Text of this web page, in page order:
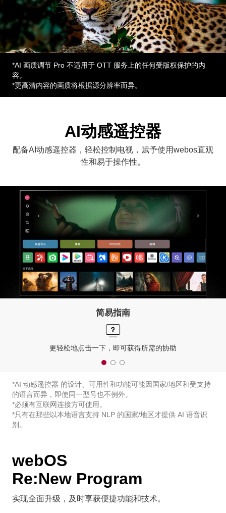
*AI 画质调节 Pro 不适用于 OTT 服务上的任何受版权保护的内
容。
*更高清内容的画质将根据源分辨率而异。
AI动感遥控器
配备AI动感遥控器，轻松控制电视，赋予使用webos直观
性和易于操作性。
简易指南
更轻松地点击一下，即可获得所需的协助
*AI 动感遥控器 的设计、可用性和功能可能因国家/地区和受支持
的语言而异，即使同一型号也不例外。
*必须有互联网连接方可使用。
*只有在那些以本地语言支持 NLP 的国家/地区才提供 AI 语音识
别。
webOS
Re:New Program
实现全面升级，及时享获便捷功能和技术。